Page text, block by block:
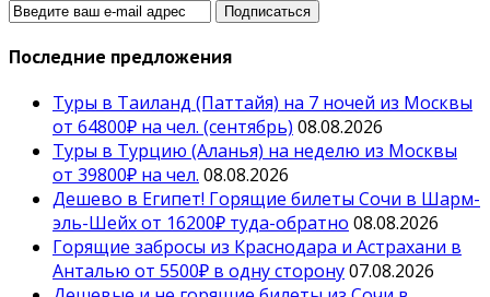
Последние предложения
Туры в Таиланд (Паттайя) на 7 ночей из Москвы
от 64800₽ на чел. (сентябрь) 08.08.2026
Туры в Турцию (Аланья) на неделю из Москвы
от 39800₽ на чел. 08.08.2026
Дешево в Египет! Горящие билеты Сочи в Шарм-
эль-Шейх от 16200₽ туда-обратно 08.08.2026
Горящие забросы из Краснодара и Астрахани в
Анталью от 5500₽ в одну сторону07.08.2026